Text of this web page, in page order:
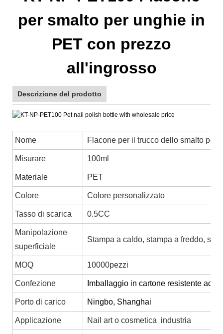
per smalto per unghie in
PET con prezzo
all'ingrosso
Descrizione del prodotto
Nome Flacone per il trucco dello smalto per
Misurare 100ml
Materiale PET
Colore Colore personalizzato
Tasso di scarica 0.5CC
Manipolazione
superficiale
Stampa a caldo, stampa a freddo,
MOQ 10000pezzi
Confezione Imballaggio in cartone resistente
Porto di carico Ningbo, Shanghai
Applicazione Nail art o cosmetica industria